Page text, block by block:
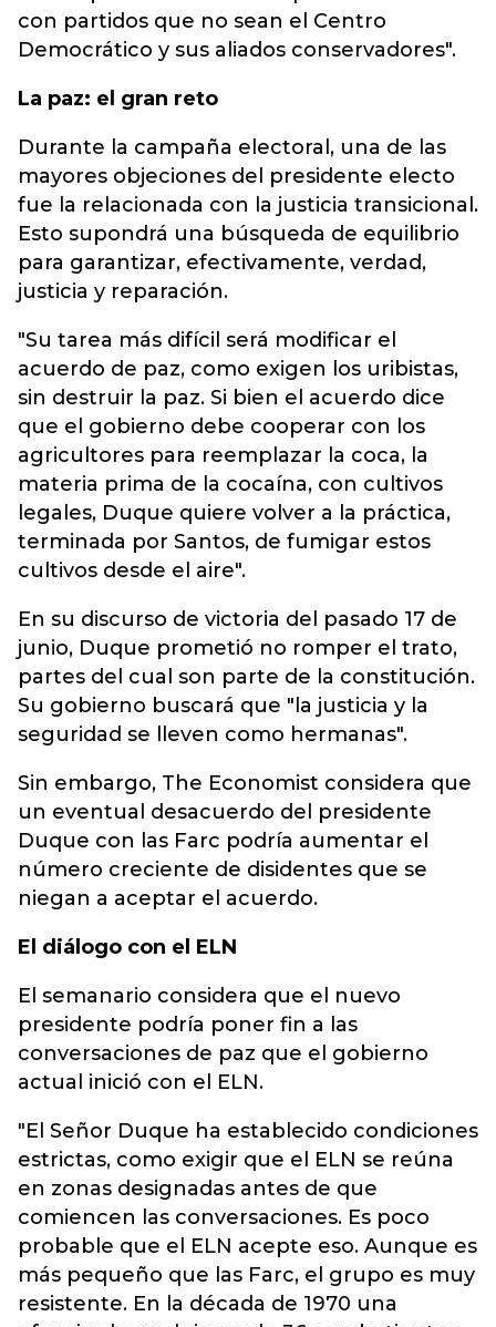
con partidos que no sean el Centro
Democrático y sus aliados conservadores".
La paz: el gran reto
Durante la campaña electoral, una de las
mayores objeciones del presidente electo
fue la relacionada con la justicia transicional.
Esto supondrá una búsqueda de equilibrio
para garantizar, efectivamente, verdad,
justicia y reparación.
"Su tarea más difícil será modificar el
acuerdo de paz, como exigen los uribistas,
sin destruir la paz. Si bien el acuerdo dice
que el gobierno debe cooperar con los
agricultores para reemplazar la coca, la
materia prima de la cocaína, con cultivos
legales, Duque quiere volver a la práctica,
terminada por Santos, de fumigar estos
cultivos desde el aire".
En su discurso de victoria del pasado 17 de
junio, Duque prometió no romper el trato,
partes del cual son parte de la constitución.
Su gobierno buscará que "la justicia y la
seguridad se lleven como hermanas".
Sin embargo, The Economist considera que
un eventual desacuerdo del presidente
Duque con las Farc podría aumentar el
número creciente de disidentes que se
niegan a aceptar el acuerdo.
El diálogo con el ELN
El semanario considera que el nuevo
presidente podría poner fin a las
conversaciones de paz que el gobierno
actual inició con el ELN.
"El Señor Duque ha establecido condiciones
estrictas, como exigir que el ELN se reúna
en zonas designadas antes de que
comiencen las conversaciones. Es poco
probable que el ELN acepte eso. Aunque es
más pequeño que las Farc, el grupo es muy
resistente. En la década de 1970 una